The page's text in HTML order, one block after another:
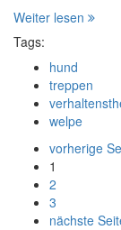
Weiter lesen
Tags:
hund
treppen
welpe
vorherige
1
2
3
nächste